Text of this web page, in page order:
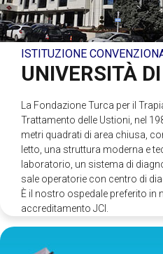
SERVIZI
CENTRI DI TRATTAMENTO
CONTATTO
Italiano
Türkçe(Turco)
العربية(Arabo
ISTITUZIONE
UNIVERSITÀ
La Fondazione Turca per il
Trattamento delle Ustioni, nel
metri quadrati di area chiusa,
letto, una struttura moderna e
laboratorio, un sistema di
sale operatorie con centro di
È il nostro ospedale preferito in
accreditamento JCI.